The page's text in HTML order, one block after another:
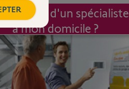
d'un spécialiste
à mon domicile ?